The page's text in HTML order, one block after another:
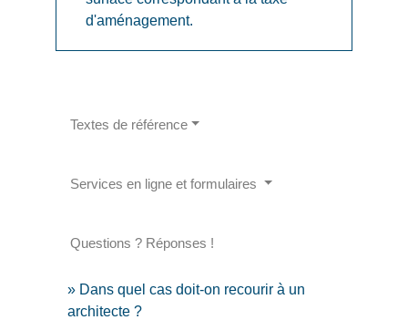
d'aménagement.
Textes de référence
Services en ligne et formulaires
Questions ? Réponses !
Dans quel cas doit-on recourir à un
architecte ?